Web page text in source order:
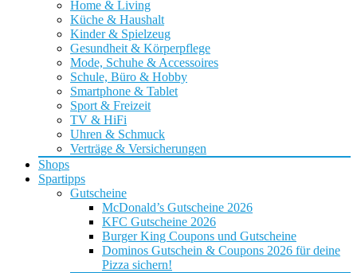
Home & Living
Küche & Haushalt
Kinder & Spielzeug
Gesundheit & Körperpflege
Mode, Schuhe & Accessoires
Schule, Büro & Hobby
Smartphone & Tablet
Sport & Freizeit
TV & HiFi
Uhren & Schmuck
Verträge & Versicherungen
Shops
Spartipps
Gutscheine
McDonald’s Gutscheine 2026
KFC Gutscheine 2026
Burger King Coupons und Gutscheine
Dominos Gutschein & Coupons 2026 für deine
Pizza sichern!